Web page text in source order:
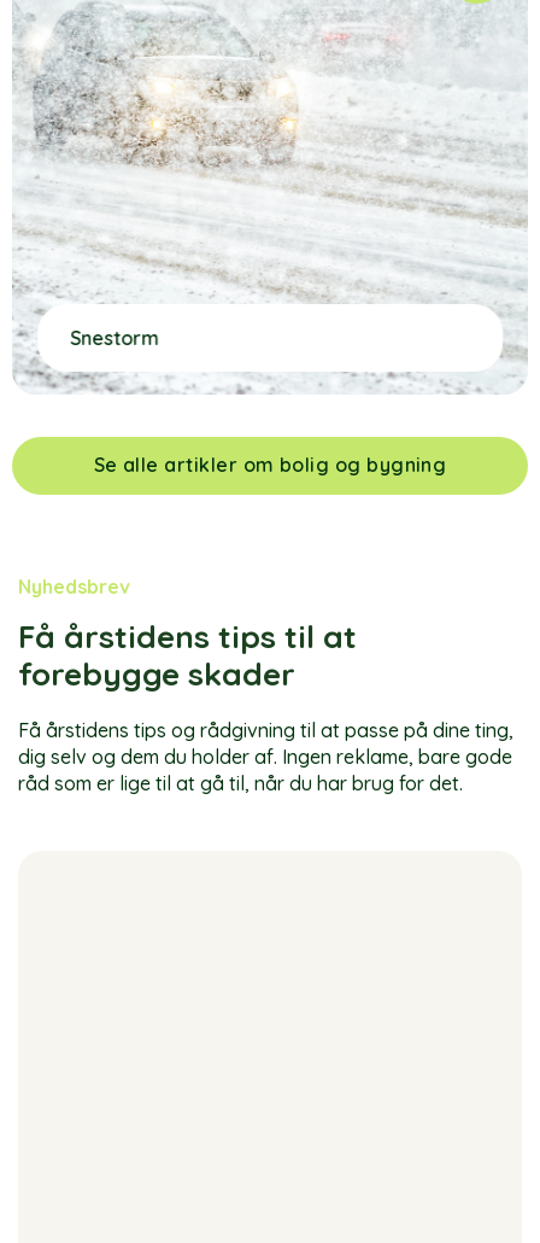
Snestorm
Se alle artikler om bolig og bygning
Nyhedsbrev
Få årstidens tips til at
forebygge skader
Få årstidens tips og rådgivning til at passe på dine ting,
dig selv og dem du holder af. Ingen reklame, bare gode
råd som er lige til at gå til, når du har brug for det.